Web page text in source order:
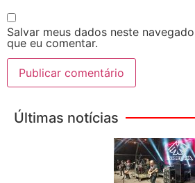
Salvar meus dados neste
que eu comentar.
Últimas notícias